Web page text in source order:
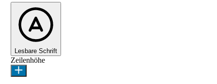
Lesbare Schrift
Zeilenhöhe